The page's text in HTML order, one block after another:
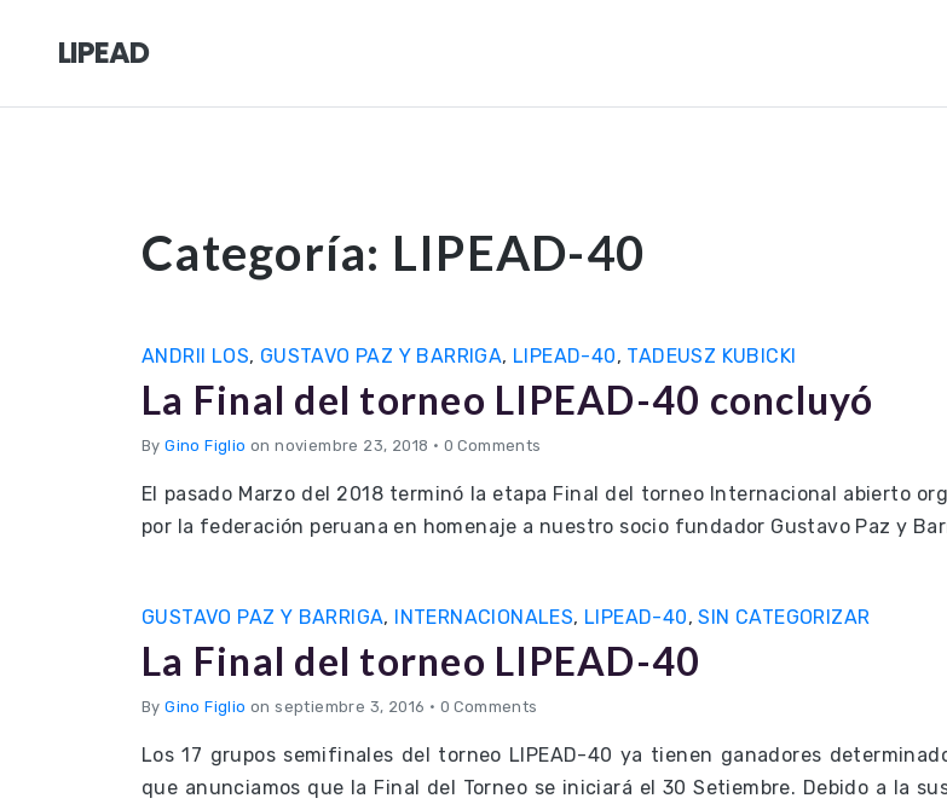
LIPEAD
Categoría: LIPEAD-40
ANDRII LOS, GUSTAVO PAZ Y BARRIGA, LIPEAD-40, TADEUSZ KUBICKI
La Final del torneo LIPEAD-40 concluyó
ByGino Figlio on noviembre 23, 2018 • 0 Comments
El pasado Marzo del 2018 terminó la etapa Final del torneo Internacional abierto
por la federación peruana en homenaje a nuestro socio fundador Gustavo Paz y
GUSTAVO PAZ Y BARRIGA, INTERNACIONALES, LIPEAD-40,SIN CATEGORIZAR
La Final del torneo LIPEAD-40
ByGino Figlio on septiembre 3, 2016 • 0 Comments
Los 17 grupos semifinales del torneo LIPEAD-40 ya tienen ganadores
que anunciamos que la Final del Torneo se iniciará el 30 Setiembre. Debido a la